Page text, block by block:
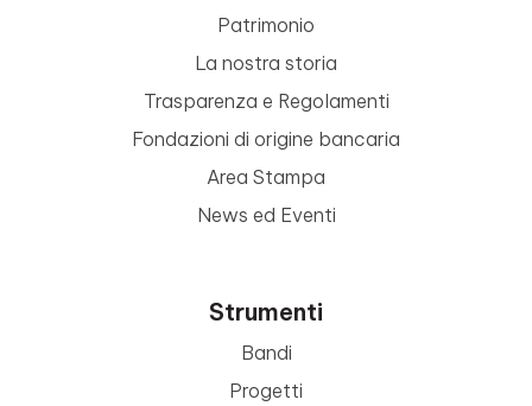
Patrimonio
La nostra storia
Trasparenza e Regolamenti
Fondazioni di origine bancaria
Area Stampa
News ed Eventi
Strumenti
Bandi
Progetti